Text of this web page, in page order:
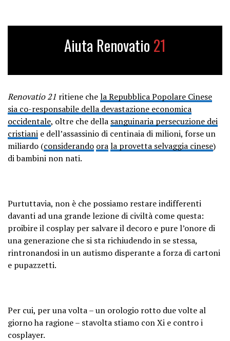
Aiuta Renovatio 21
Renovatio 21 ritiene chela Repubblica Popolare Cinese
sia co-responsabile della devastazione economica
occidentale, oltre che della sanguinaria persecuzione dei
cristiani e dell’assassinio di centinaia di milioni, forse un
miliardo (considerando orala provetta selvaggia cinese)
di bambini non nati.
Purtuttavia, non è che possiamo restare indifferenti
davanti ad una grande lezione di civiltà come questa:
proibire il cosplay per salvare il decoro e pure l’onore di
una generazione che si sta richiudendo in se stessa,
rintronandosi in un autismo disperante a forza di cartoni
e pupazzetti.
Per cui, per una volta – un orologio rotto due volte al
giorno ha ragione – stavolta stiamo con Xi e contro i
cosplayer.